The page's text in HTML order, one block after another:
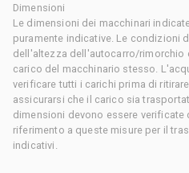
Dimensioni
Le dimensioni dei macchinari
puramente indicative. Le condizioni
dell'altezza dell'autocarro/rimorchio
carico del macchinario stesso.
verificare tutti i carichi prima di
assicurarsi che il carico sia
dimensioni devono essere verificate
riferimento a queste misure per il
indicativi.